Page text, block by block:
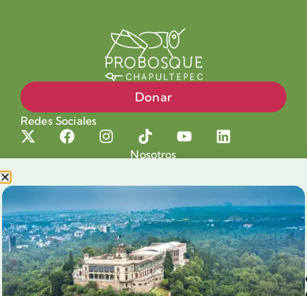
Donar
Redes Sociales
Nosotros
Nuestra Causa
Productos con Causa
Blog
Voluntariado Chapultepec